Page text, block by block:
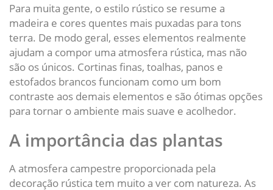
Para muita gente, o estilo rústico se resume a
madeira e cores quentes mais puxadas para tons
terra. De modo geral, esses elementos realmente
ajudam a compor uma atmosfera rústica, mas não
são os únicos. Cortinas finas, toalhas, panos e
estofados brancos funcionam como um bom
contraste aos demais elementos e são ótimas opções
para tornar o ambiente mais suave e acolhedor.
A importância das plantas
A atmosfera campestre proporcionada pela
decoração rústica tem muito a ver com natureza. As